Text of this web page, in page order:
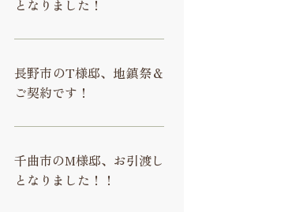
となりました！
長野市のT様邸、地鎮祭＆
ご契約です！
千曲市のM様邸、お引渡し
となりました！！